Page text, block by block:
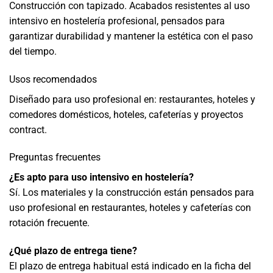
Construcción con tapizado. Acabados resistentes al uso
intensivo en hostelería profesional, pensados para
garantizar durabilidad y mantener la estética con el paso
del tiempo.
Usos recomendados
Diseñado para uso profesional en: restaurantes, hoteles y
comedores domésticos, hoteles, cafeterías y proyectos
contract.
Preguntas frecuentes
¿Es apto para uso intensivo en hostelería?
Sí. Los materiales y la construcción están pensados para
uso profesional en restaurantes, hoteles y cafeterías con
rotación frecuente.
¿Qué plazo de entrega tiene?
El plazo de entrega habitual está indicado en la ficha del